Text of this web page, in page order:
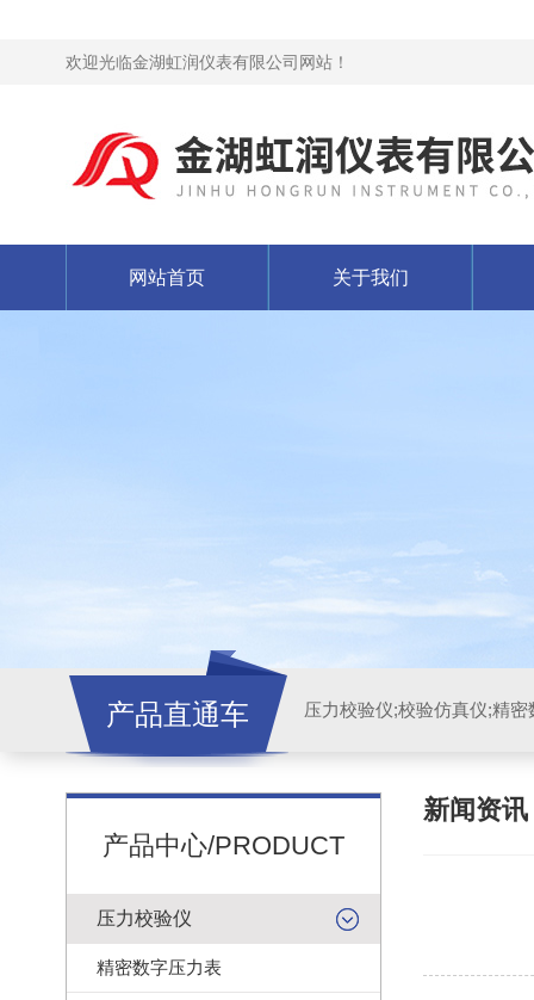
欢迎光临金湖虹润仪表有限公司网站！
网站首页 关于我们
产品直通车
产品中心/PRODUCT
压力校验仪
精密数字压力表
新闻资讯